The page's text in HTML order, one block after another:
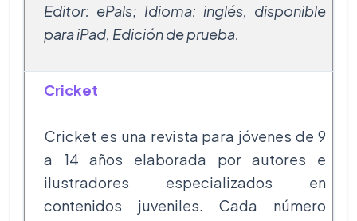
Editor: ePals; Idioma: inglés, disponible
para iPad, Edición de prueba.
Cricket
Cricket es una revista para jóvenes de 9
a 14 años elaborada por autores e
ilustradores especializados en
contenidos juveniles. Cada número